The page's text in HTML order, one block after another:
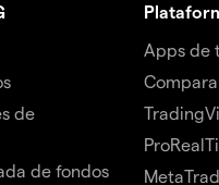
de
de fondos
Apps de